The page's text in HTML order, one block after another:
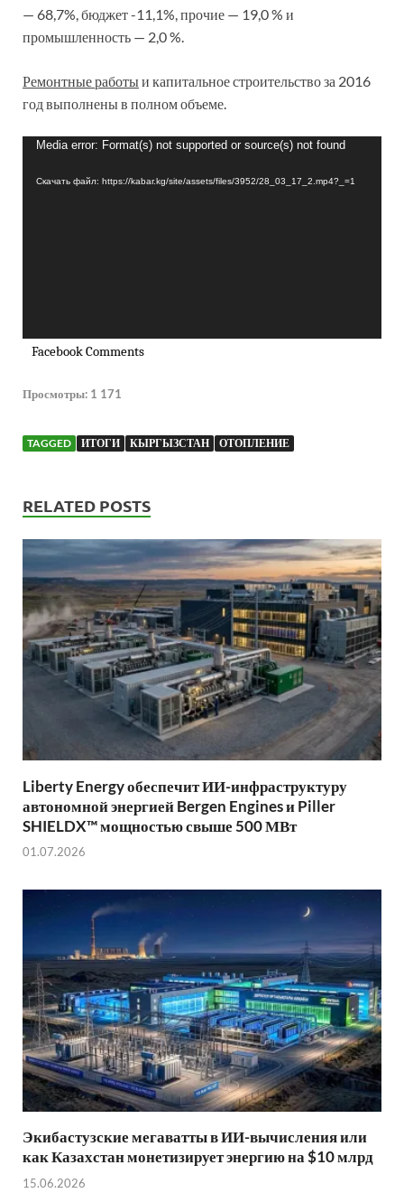
— 68,7%, бюджет -11,1%, прочие — 19,0 % и
промышленность — 2,0 %.
Ремонтные работыи капитальное строительство за 2016
год выполнены в полном объеме.
Видеоплеер
Media error: Format(s) not supported or source(s) not found
Скачать файл: https://kabar.kg/site/assets/files/3952/28_03_17_2.mp4?_=1
Facebook Comments
Просмотры: 1 171
TAGGED ИТОГИ КЫРГЫЗСТАН ОТОПЛЕНИЕ
RELATED POSTS
Liberty Energy обеспечит ИИ-инфраструктуру
автономной энергией Bergen Engines и Piller
SHIELDX™ мощностью свыше 500 МВт
01.07.2026
Экибастузские мегаватты в ИИ-вычисления или
как Казахстан монетизирует энергию на $10 млрд
15.06.2026